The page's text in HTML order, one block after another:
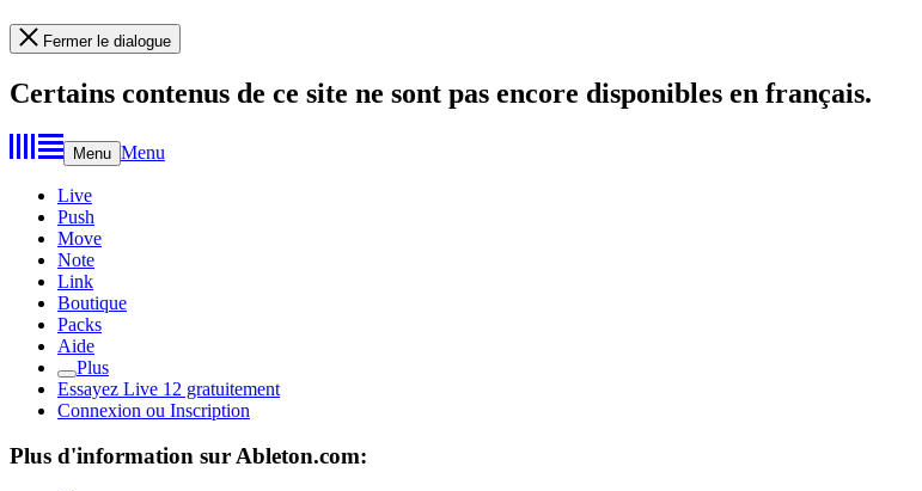
Fermer le dialogue
Certains contenus de ce site ne sont pas encore disponibles en français.
Menu Menu
Live
Push
Move
Note
Link
Boutique
Packs
Aide
Plus
Essayez Live 12 gratuitement
Connexion ou Inscription
Plus d'information sur Ableton.com: